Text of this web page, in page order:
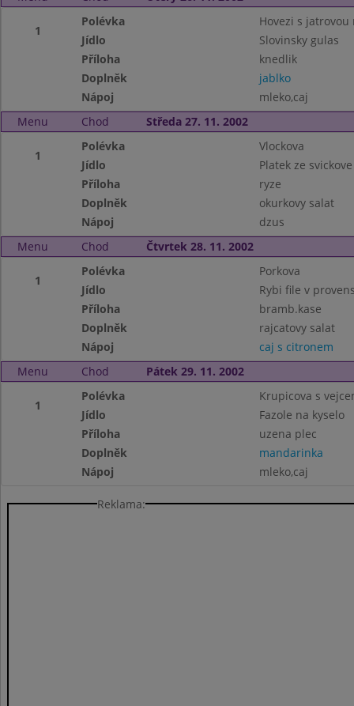
1
Polévka
Hovezi s jatrovou
Jídlo
Slovinsky gulas
Příloha
knedlik
Doplněk
jablko
Nápoj
mleko,caj
Menu
Chod Středa 27. 11. 2002
1
Polévka
Vlockova
Jídlo
Platek ze svickove
Příloha
ryze
Doplněk
okurkovy salat
Nápoj
dzus
Menu
Chod Čtvrtek 28. 11. 2002
1
Polévka
Porkova
Jídlo
Rybi file v
Příloha
bramb.kase
Doplněk
rajcatovy salat
Nápoj
caj s citronem
Menu
Chod Pátek 29. 11. 2002
1
Polévka
Krupicova s
Jídlo
Fazole na kyselo
Příloha
uzena plec
Doplněk
mandarinka
Nápoj
mleko,caj
Reklama: